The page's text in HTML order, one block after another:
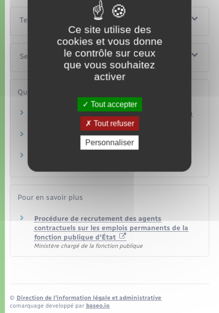
Textes de référence
Services en ligne et formulaires
Questions ? Réponses !
Quelles sont les conditions d'accès à la fonction
Qu'est-ce qu'un vacataire dans la fonction
Pour en savoir plus
Procédure de recrutement des agents
contractuels sur les emplois permanents de la
fonction publique d'État
Ministère chargé de la fonction publique
© Direction de l’information légale et administrative
comarquage developpé par baseo.io
Ce site utilise des
cookies et vous donne
le contrôle sur ceux
que vous souhaitez
activer
Tout accepter
Tout refuser
Personnaliser